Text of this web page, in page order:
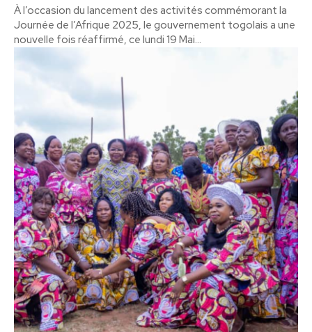
À l’occasion du lancement des activités commémorant la
Journée de l’Afrique 2025, le gouvernement togolais a une
nouvelle fois réaffirmé, ce lundi 19 Mai...